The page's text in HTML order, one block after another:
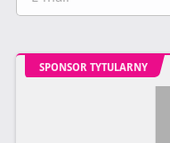
SPONSOR TYTULARNY